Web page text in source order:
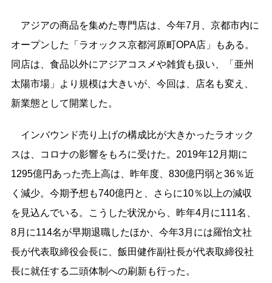
アジアの商品を集めた専門店は、今年7月、京都市内に
オープンした「ラオックス京都河原町OPA店」もある。
同店は、食品以外にアジアコスメや雑貨も扱い、「亜州
太陽市場」より規模は大きいが、今回は、店名も変え、
新業態として開業した。
インバウンド売り上げの構成比が大きかったラオック
スは、コロナの影響をもろに受けた。2019年12月期に
1295億円あった売上高は、昨年度、830億円弱と36％近
く減少。今期予想も740億円と、さらに10％以上の減収
を見込んでいる。こうした状況から、昨年4月に111名、
8月に114名が早期退職したほか、今年3月には羅怡文社
長が代表取締役会長に、飯田健作副社長が代表取締役社
長に就任する二頭体制への刷新も行った。